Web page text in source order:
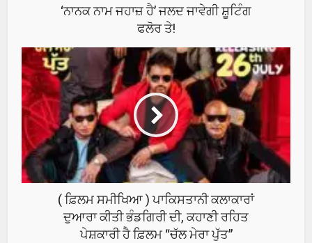
‘ਨਾਨਕ ਨਾਮ ਜਹਾਜ਼ ਹੈ’ ਜਲਦ ਜਾਵੇਗੀ ਸ਼ੂਟਿੰਗ
ਫਲੋਰ ਤੇ!
( ਫ਼ਿਲਮ ਸਮੀਖਿਆ ) ਪਾਕਿਸਤਾਨੀ ਕਲਾਕਾਰਾਂ
ਦੁਆਰਾ ਕੀਤੀ ਭੰਡਗਿਰੀ ਦੀ, ਕਹਾਣੀ ਰਹਿਤ
ਪੇਸ਼ਕਾਰੀ ਹੈ ਫ਼ਿਲਮ “ਚੱਲ ਮੇਰਾ ਪੁੱਤ”